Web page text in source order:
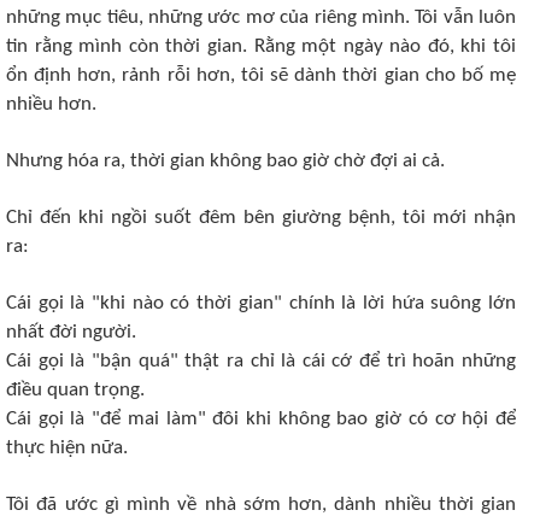
những mục tiêu, những ước mơ của riêng mình. Tôi vẫn luôn
tin rằng mình còn thời gian. Rằng một ngày nào đó, khi tôi
ổn định hơn, rảnh rỗi hơn, tôi sẽ dành thời gian cho bố mẹ
nhiều hơn.
Nhưng hóa ra, thời gian không bao giờ chờ đợi ai cả.
Chỉ đến khi ngồi suốt đêm bên giường bệnh, tôi mới nhận
ra:
Cái gọi là "khi nào có thời gian" chính là lời hứa suông lớn
nhất đời người.
Cái gọi là "bận quá" thật ra chỉ là cái cớ để trì hoãn những
điều quan trọng.
Cái gọi là "để mai làm" đôi khi không bao giờ có cơ hội để
thực hiện nữa.
Tôi đã ước gì mình về nhà sớm hơn, dành nhiều thời gian